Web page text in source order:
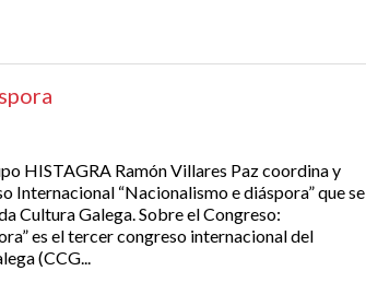
HISTAGRA Ramón Villares Paz coordina y
Internacional “Nacionalismo e diáspora” que se
Cultura Galega. Sobre el Congreso:
es el tercer congreso internacional del
(CCG...